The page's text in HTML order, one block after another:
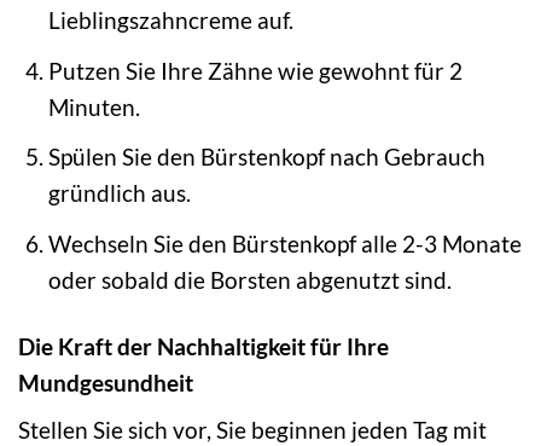
Lieblingszahncreme auf.
Putzen Sie Ihre Zähne wie gewohnt für 2
Minuten.
Spülen Sie den Bürstenkopf nach Gebrauch
gründlich aus.
Wechseln Sie den Bürstenkopf alle 2-3 Monate
oder sobald die Borsten abgenutzt sind.
Die Kraft der Nachhaltigkeit für Ihre
Mundgesundheit
Stellen Sie sich vor, Sie beginnen jeden Tag mit